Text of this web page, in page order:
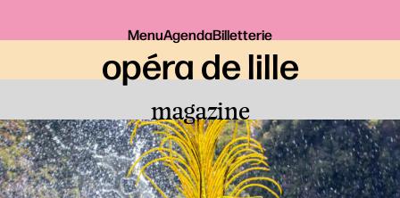
MenuAgendaBilletterie
opéra de lille
magazine